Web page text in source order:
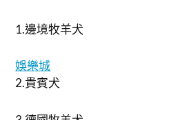
1.邊境牧羊犬
娛樂城
2.貴賓犬